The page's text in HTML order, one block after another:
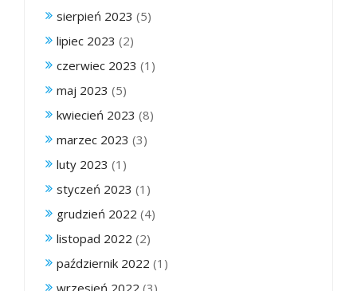
sierpień 2023 (5)
lipiec 2023 (2)
czerwiec 2023 (1)
maj 2023 (5)
kwiecień 2023 (8)
marzec 2023 (3)
luty 2023 (1)
styczeń 2023 (1)
grudzień 2022 (4)
listopad 2022 (2)
październik 2022 (1)
wrzesień 2022 (3)